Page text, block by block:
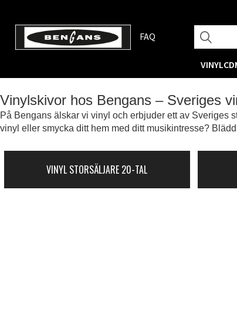
FAQ
VINYLCD
Vinylskivor hos Bengans – Sveriges
På Bengans älskar vi vinyl och erbjuder ett av Sveriges
vinyl eller smycka ditt hem med ditt musikintresse?
VINYL STORSÄLJARE 20-TAL